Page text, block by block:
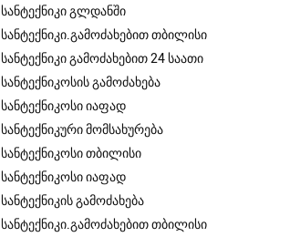
სანტექნიკი გლდანში
სანტექნიკი.გამოძახებით თბილისი
სანტექნიკი გამოძახებით 24 საათი
სანტექნიკოსის გამოძახება
სანტექნიკოსი იაფად
სანტექნიკური მომსახურება
სანტექნიკოსი თბილისი
სანტექნიკოსი იაფად
სანტექნიკის გამოძახება
სანტექნიკი.გამოძახებით თბილისი